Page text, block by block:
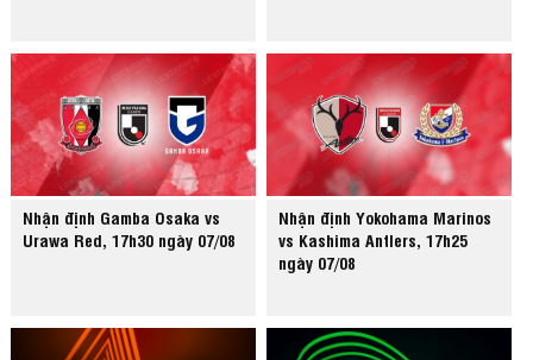
Nhận định Gamba Osaka vs
Urawa Red, 17h30 ngày 07/08
Nhận định Yokohama Marinos
vs Kashima Antlers, 17h25
ngày 07/08